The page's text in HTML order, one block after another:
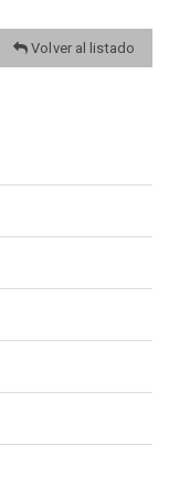
Volver al listado